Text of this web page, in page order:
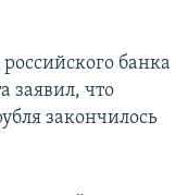
банка
заявил, что
закончилось